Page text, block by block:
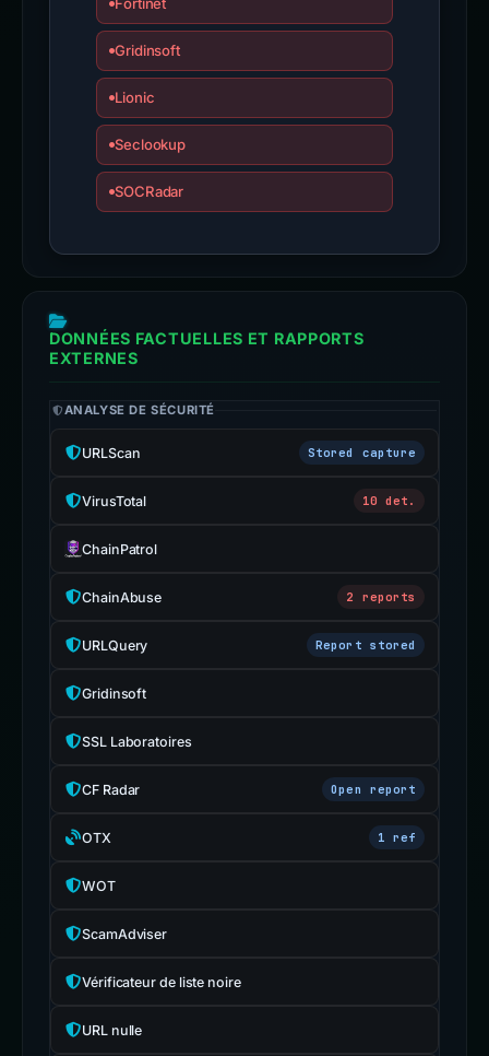
Gridinsoft
Lionic
Seclookup
SOCRadar
DONNÉES FACTUELLES ET RAPPORTS
EXTERNES
ANALYSE DE SÉCURITÉ
URLScan Stored capture
VirusTotal 10 det.
ChainPatrol
ChainAbuse 2 reports
URLQuery Report stored
Gridinsoft
SSL Laboratoires
CF Radar Open report
OTX 1 ref
WOT
ScamAdviser
Vérificateur de liste noire
URL nulle